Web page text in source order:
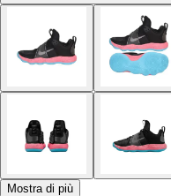
Mostra di più